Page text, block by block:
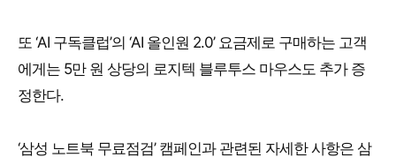
또 ‘AI 구독클럽’의 ‘AI 올인원 2.0’ 요금제로 구매하는 고객
에게는 5만 원 상당의 로지텍 블루투스 마우스도 추가 증
정한다.
‘삼성 노트북 무료점검’ 캠페인과 관련된 자세한 사항은 삼